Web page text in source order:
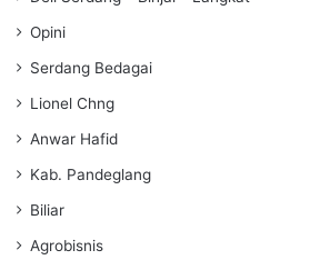
Opini
Serdang Bedagai
Lionel Chng
Anwar Hafid
Kab. Pandeglang
Biliar
Agrobisnis